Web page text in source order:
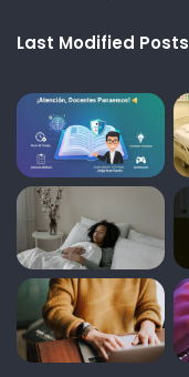
Last Modified Posts